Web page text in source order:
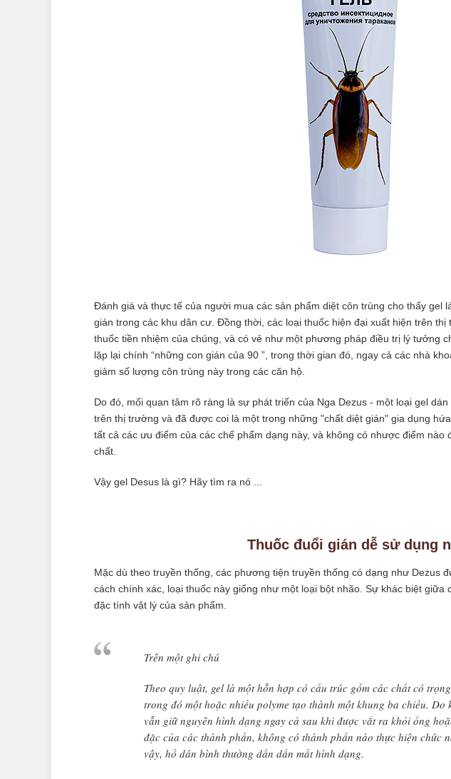
Đánh giá và thực tế của người mua các sản phẩm diệt côn trùng cho thấy gel
gián trong các khu dân cư. Đồng thời, các loại thuốc hiện đại xuất hiện trên
thuốc tiền nhiệm của chúng, và có vẻ như một phương pháp điều trị lý tưởng
lặp lại chính “những con gián của 90 ”, trong thời gian đó, ngay cả các nhà
giảm số lượng côn trùng này trong các căn hộ.
Do đó, mối quan tâm rõ ràng là sự phát triển của Nga Dezus - một loại gel
trên thị trường và đã được coi là một trong những "chất diệt gián" gia dụng
tất cả các ưu điểm của các chế phẩm dạng này, và không có nhược điểm nào
chất.
Vậy gel Desus là gì? Hãy tìm ra nó ...
Thuốc đuổi gián dễ sử dụng
Mặc dù theo truyền thống, các phương tiện truyền thống có dạng như Dezus
cách chính xác, loại thuốc này giống như một loại bột nhão. Sự khác biệt giữa
đặc tính vật lý của sản phẩm.
Trên một ghi chú
Theo quy luật, gel là một hỗn hợp có cấu trúc gồm các chất có
trong đó một hoặc nhiều polyme tạo thành một khung ba chiều.
vẫn giữ nguyên hình dạng ngay cả sau khi được vắt ra khỏi ống
đặc của các thành phần, không có thành phần nào thực hiện chức
vậy, hồ dán bình thường dần dần mất hình dạng.